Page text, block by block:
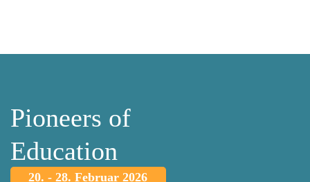
Pioneers of
Education
20. - 28. Februar 2026